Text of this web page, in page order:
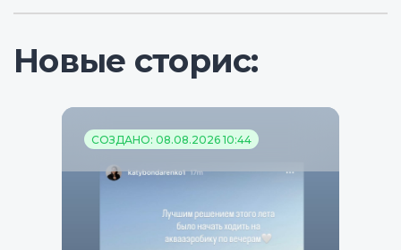
Новые сторис:
СОЗДАНО: 08.08.2026 10:44